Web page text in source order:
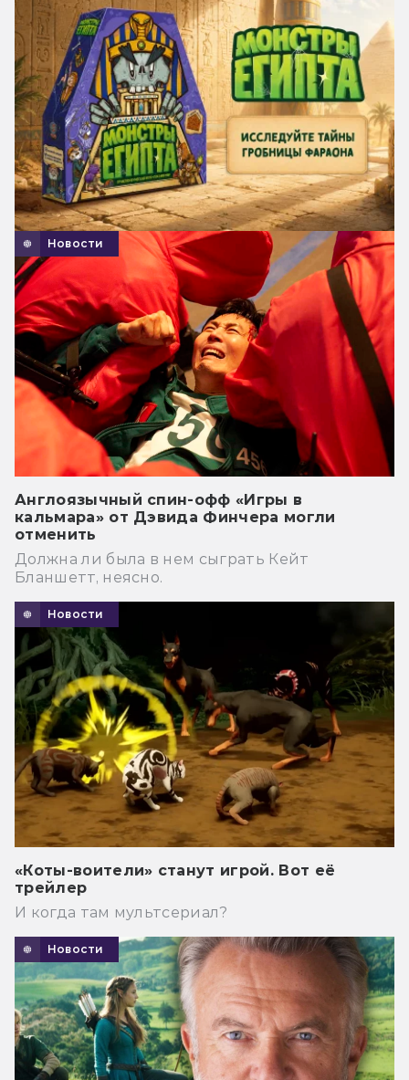
Новости
Англоязычный спин-офф «Игры в
кальмара» от Дэвида Финчера могли
отменить
Должна ли была в нем сыграть Кейт
Бланшетт, неясно.
Новости
«Коты-воители» станут игрой. Вот её
трейлер
И когда там мультсериал?
Новости